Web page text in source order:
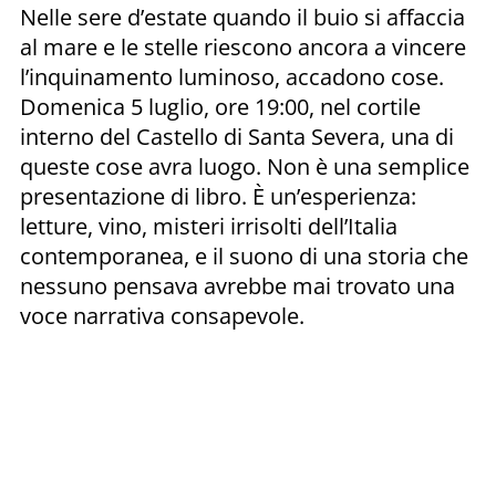
Nelle sere d’estate quando il buio si affaccia
al mare e le stelle riescono ancora a vincere
l’inquinamento luminoso, accadono cose.
Domenica 5 luglio, ore 19:00, nel cortile
interno del Castello di Santa Severa, una di
queste cose avra luogo. Non è una semplice
presentazione di libro. È un’esperienza:
letture, vino, misteri irrisolti dell’Italia
contemporanea, e il suono di una storia che
nessuno pensava avrebbe mai trovato una
voce narrativa consapevole.